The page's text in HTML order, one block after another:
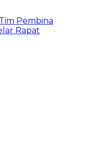
Pembina
Rapat